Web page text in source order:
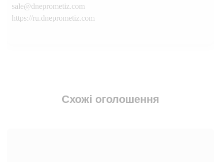
sale@dneprometiz.com
https://ru.dneprometiz.com
Схожі оголошення